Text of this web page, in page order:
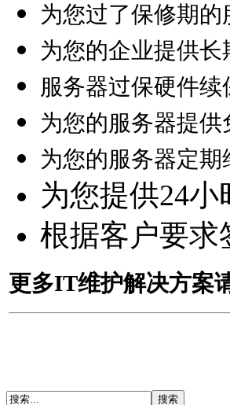
为您过了保修期
为您的企业提供
服务器过保硬件续
为您的服务器提
为您的服务器定
为您提供24
根据客户要求
更多IT维护解决方案